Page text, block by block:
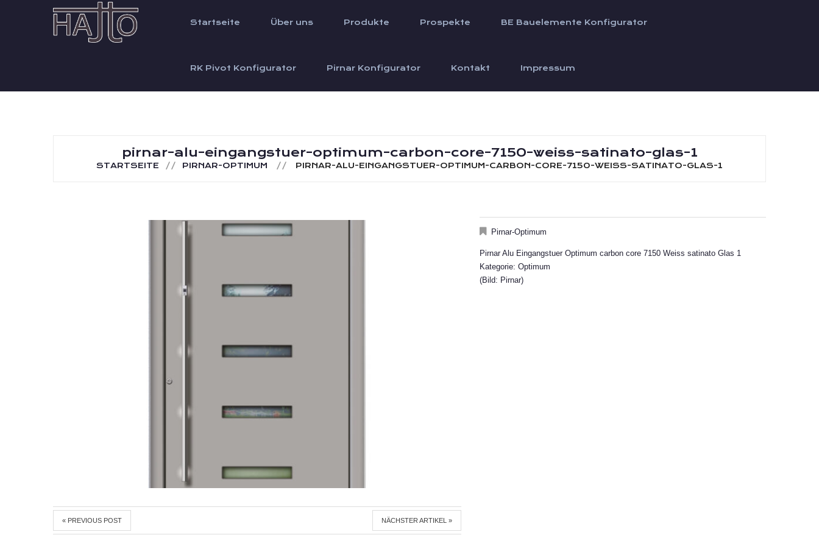
Startseite Über uns Produkte Prospekte BE Bauelemente Konfigurator
RK Pivot Konfigurator Pirnar Konfigurator Kontakt Impressum
pirnar-alu-eingangstuer-optimum-carbon-core-7150-weiss-satinato-glas-1
STARTSEITE PIRNAR-OPTIMUM PIRNAR-ALU-EINGANGSTUER-OPTIMUM-CARBON-CORE-7150-WEISS-SATINATO-GLAS-1
« PREVIOUS POST NÄCHSTER ARTIKEL »
Pirnar-Optimum
Pirnar Alu Eingangstuer Optimum carbon core 7150 Weiss satinato Glas 1
Kategorie: Optimum
(Bild: Pirnar)